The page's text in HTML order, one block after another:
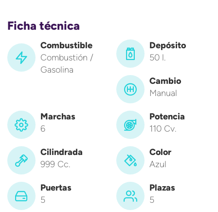
Ficha técnica
Combustible
Combustión /
Gasolina
Depósito
50 l.
Cambio
Manual
Marchas
6
Potencia
110 Cv.
Cilindrada
999 Cc.
Color
Azul
Puertas
5
Plazas
5